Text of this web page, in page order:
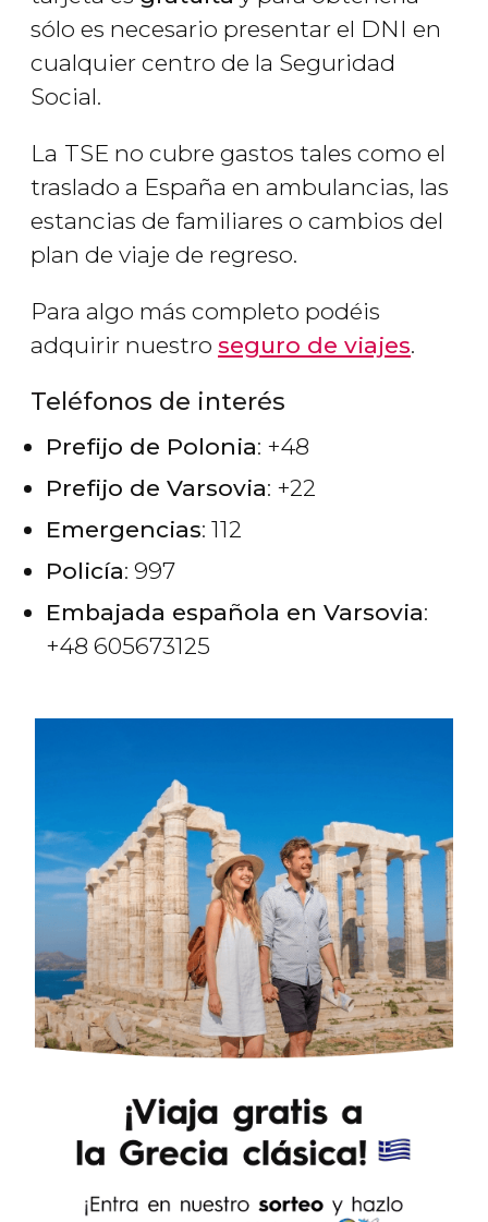
sólo es necesario presentar el DNI en
cualquier centro de la Seguridad
Social.
La TSE no cubre gastos tales como el
traslado a España en ambulancias, las
estancias de familiares o cambios del
plan de viaje de regreso.
Para algo más completo podéis
adquirir nuestro seguro de viajes.
Teléfonos de interés
Prefijo de Polonia: +48
Prefijo de Varsovia: +22
Emergencias: 112
Policía: 997
Embajada española en Varsovia:
+48 605673125